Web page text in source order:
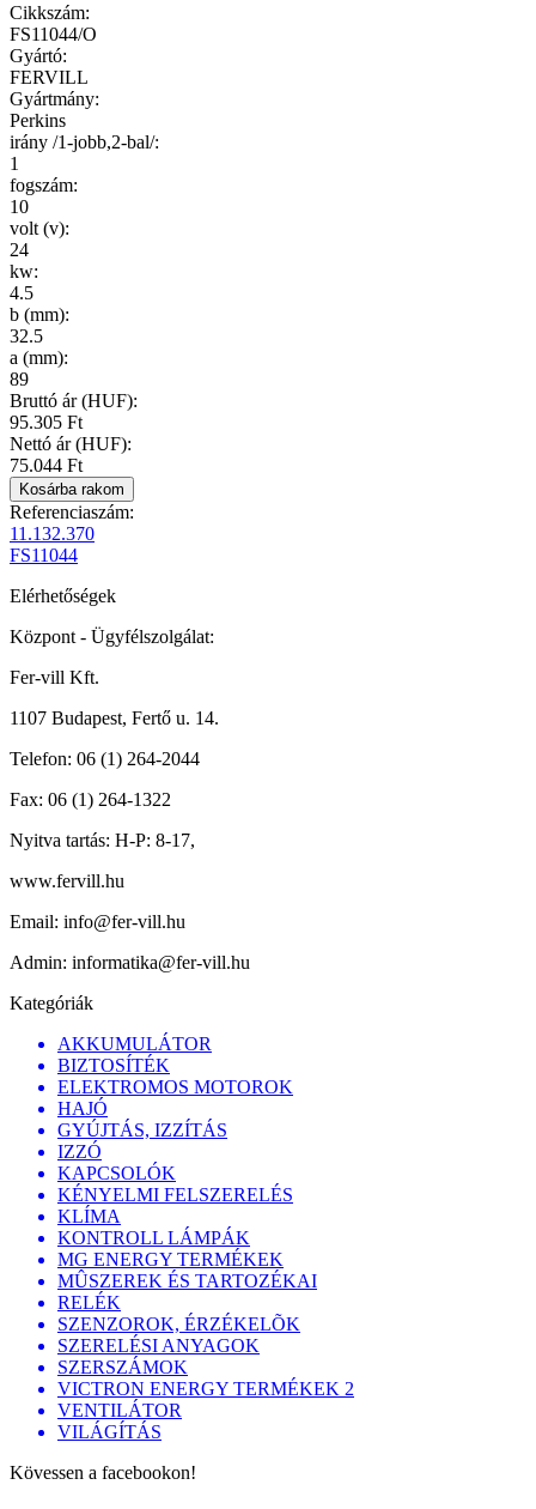
Cikkszám:
FS11044/O
Gyártó:
FERVILL
Gyártmány:
Perkins
irány /1-jobb,2-bal/:
1
fogszám:
10
volt (v):
24
kw:
4.5
b (mm):
32.5
a (mm):
89
Bruttó ár (HUF):
95.305 Ft
Nettó ár (HUF):
75.044 Ft
Referenciaszám:
11.132.370
FS11044
Elérhetőségek
Központ - Ügyfélszolgálat:
Fer-vill Kft.
1107 Budapest, Fertő u. 14.
Telefon: 06 (1) 264-2044
Fax: 06 (1) 264-1322
Nyitva tartás: H-P: 8-17,
www.fervill.hu
Email: info@fer-vill.hu
Admin: informatika@fer-vill.hu
Kategóriák
AKKUMULÁTOR
BIZTOSÍTÉK
ELEKTROMOS MOTOROK
HAJÓ
GYÚJTÁS, IZZÍTÁS
IZZÓ
KAPCSOLÓK
KÉNYELMI FELSZERELÉS
KLÍMA
KONTROLL LÁMPÁK
MG ENERGY TERMÉKEK
MÛSZEREK ÉS TARTOZÉKAI
RELÉK
SZENZOROK, ÉRZÉKELÕK
SZERELÉSI ANYAGOK
SZERSZÁMOK
VICTRON ENERGY TERMÉKEK 2
VENTILÁTOR
VILÁGÍTÁS
Kövessen a facebookon!